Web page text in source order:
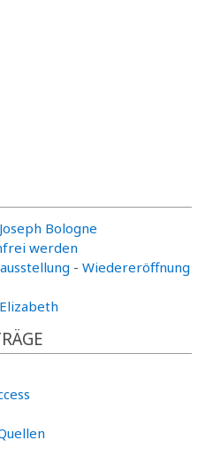
Bologne
werden
- Wiedereröffnung